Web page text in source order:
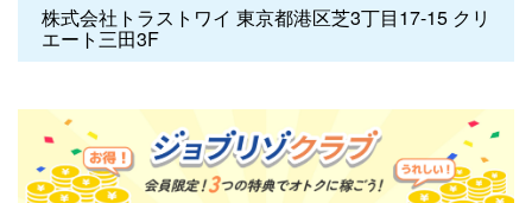
株式会社トラストワイ 東京都港区芝3丁目17-15 クリ
エート三田3F